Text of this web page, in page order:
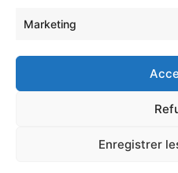
Marketing
Enregistrer
votre